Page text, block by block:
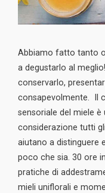
Abbiamo fatto tanto
a degustarlo al
conservarlo,
consapevolmente. Il
sensoriale del miele
considerazione tutti
aiutano a distinguere
poco che sia. 30 ore
pratiche di
mieli uniflorali e